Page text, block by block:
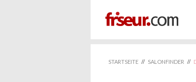
STARTSEITE // SALONFINDER //